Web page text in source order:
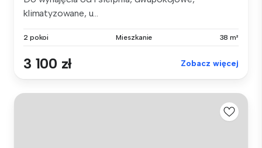
klimatyzowane, u...
2 pokoi Mieszkanie 38 m²
3 100 zł Zobacz więcej